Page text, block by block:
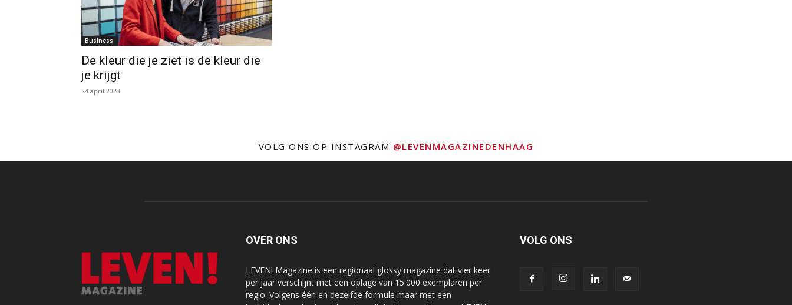
Business
De kleur die je ziet is de kleur die
je krijgt
24 april 2023
VOLG ONS OP INSTAGRAM @LEVENMAGAZINEDENHAAG
OVER ONS
LEVEN! Magazine is een regionaal glossy magazine dat vier keer
per jaar verschijnt met een oplage van 15.000 exemplaren per
regio. Volgens één en dezelfde formule maar met een
VOLG ONS